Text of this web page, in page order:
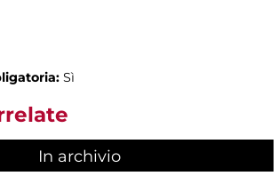
Sì
In archivio